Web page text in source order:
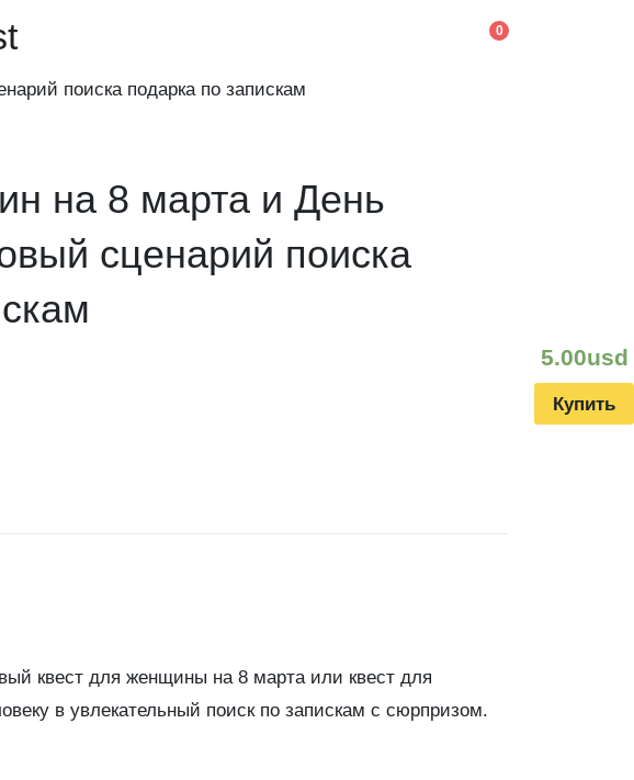
0
поиска подарка по запискам
на 8 марта и День
сценарий поиска
квест для женщины на 8 марта или квест для
в увлекательный поиск по запискам с сюрпризом.
5.00usd
Купить